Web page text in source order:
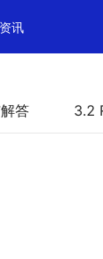
资讯
答 3.2